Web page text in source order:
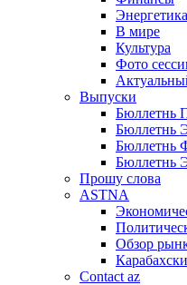
Энергетика
В мире
Культура
Фото
Выпуски
Бюллетнь
Бюллетнь
Бюллетнь
Бюллетнь
Прошу слова
ASTNA
Обзор
Contact az